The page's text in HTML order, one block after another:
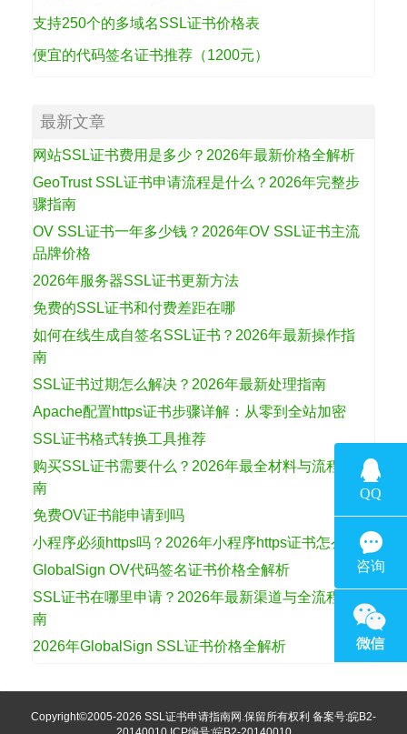
支持250个的多域名SSL证书价格表
便宜的代码签名证书推荐（1200元）
最新文章
网站SSL证书费用是多少？2026年最新价格全解析
GeoTrust SSL证书申请流程是什么？2026年完整步
骤指南
OV SSL证书一年多少钱？2026年OV SSL证书主流
品牌价格
2026年服务器SSL证书更新方法
免费的SSL证书和付费差距在哪
如何在线生成自签名SSL证书？2026年最新操作指
南
SSL证书过期怎么解决？2026年最新处理指南
Apache配置https证书步骤详解：从零到全站加密
SSL证书格式转换工具推荐
购买SSL证书需要什么？2026年最全材料与流程指
南
免费OV证书能申请到吗
小程序必须https吗？2026年小程序https证书怎么选
GlobalSign OV代码签名证书价格全解析
SSL证书在哪里申请？2026年最新渠道与全流程指
南
2026年GlobalSign SSL证书价格全解析
Copyright©2005-2026 SSL证书申请指南网.保留所有权利 备案号:皖B2-